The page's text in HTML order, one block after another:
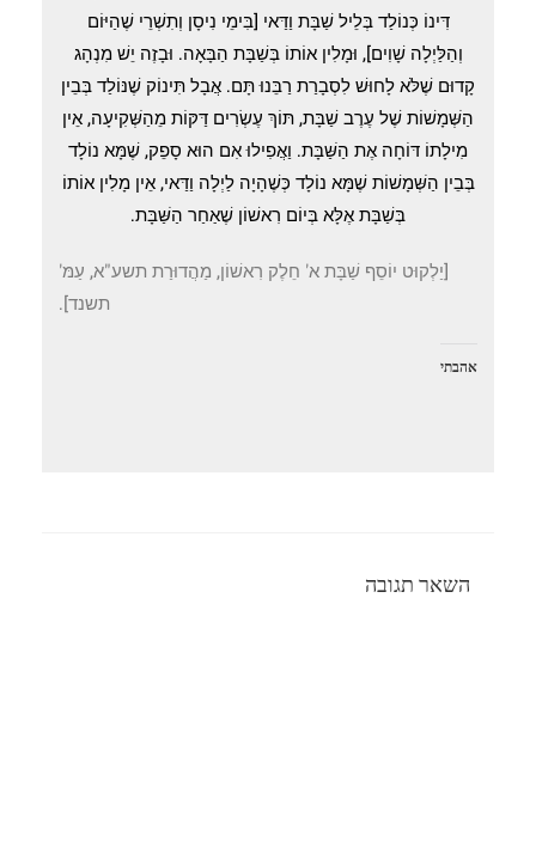
דִּינוֹ כְּנוֹלַד בְּלֵיל שַׁבָּת וַדַּאי [בִּימֵי נִיסָן וְתִשְׁרֵי שֶׁהַיּוֹם
וְהַלַּיְלָה שָׁוִים], וּמָלִין אוֹתוֹ בְּשַׁבָּת הַבָּאָה. וּבָזֶה יֵשׁ מִנְהָג
קָדוּם שֶׁלֹּא לָחוּשׁ לִסְבָרַת רַבֵּנוּ תָּם. אֲבָל תִּינוֹק שֶׁנּוֹלַד בְּבֵין
הַשְּׁמָשׁוֹת שֶׁל עֶרֶב שַׁבָּת, תּוֹךְ עֶשְׂרִים דַּקּוֹת מֵהַשְּׁקִיעָה, אֵין
מִילָתוֹ דּוֹחָה אֶת הַשַּׁבָּת. וַאֲפִילוּ אִם הוּא סָפֵק, שֶׁמָּא נוֹלָד
בְּבֵין הַשְּׁמָשׁוֹת שֶׁמָּא נוֹלָד כְּשֶׁהָיָה לַיְלָה וַדַּאי, אֵין מָלִין אוֹתוֹ
בְּשַׁבָּת אֶלָּא בְּיוֹם רִאשׁוֹן שֶׁאַחַר הַשַּׁבָּת.
[יַלְקוּט יוֹסֵף שַׁבָּת א' חֵלֶק רִאשׁוֹן, מַהֲדוּרַת תשע"א, עַמּ'
תשנד].
אהבתי
השאר תגובה